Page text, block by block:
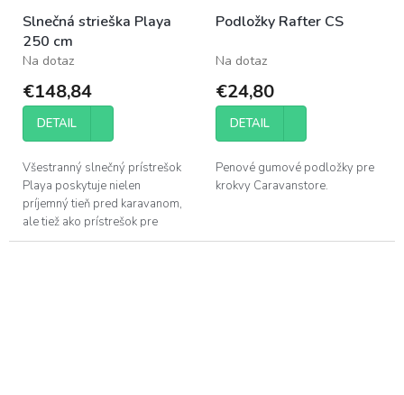
Slnečná strieška Playa
250 cm
Na dotaz
€148,84
DETAIL
Všestranný slnečný prístrešok
Playa poskytuje nielen
príjemný tieň pred karavanom,
ale tiež ako prístrešok pre
skrinku na plynovú fľašu a oje
Podložky Rafter CS
Na dotaz
€24,80
DETAIL
Penové gumové podložky pre
krokvy Caravanstore.